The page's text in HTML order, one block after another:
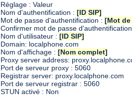
Réglage : Valeur
Nom d'authentification : [ID SIP]
Mot de passe d'authentification : [Mot de
Confirmer mot de passe
Nom d'utilisateur : [ID SIP]
Domain: localphone.com
Nom d'affichage : [Nom complet]
Proxy server address:
Port de serveur proxy : 5060
Registrar server: proxy.localphone.com
Port de serveur registrar : 5060
STUN activé : Non